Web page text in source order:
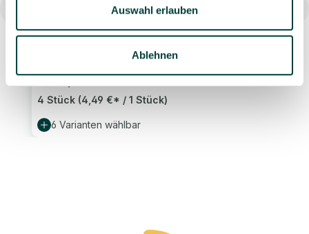
Auswahl erlauben
Ablehnen
Schale Diwali, 4 Stück, Größe & Farbe wählbar
17,96 €*
4 Stück (4,49 €* / 1 Stück)
6 Varianten wählbar